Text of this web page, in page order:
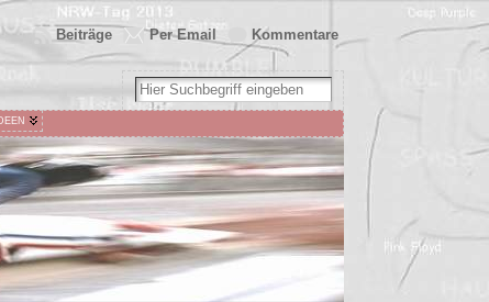
Kommentare
Per Email
Beiträge